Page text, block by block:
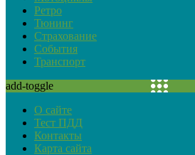
Ретро
Тюнинг
Страхование
События
Транспорт
add-toggle
О сайте
Тест ПДД
Контакты
Карта сайта